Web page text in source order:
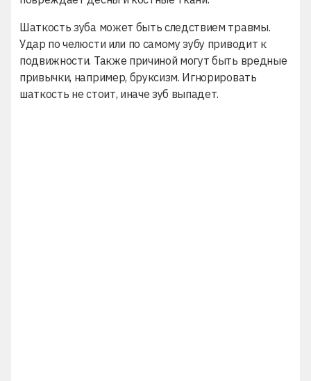
Шаткость зуба может быть следствием травмы.
Удар по челюсти или по самому зубу приводит к
подвижности. Также причиной могут быть вредные
привычки, например, бруксизм. Игнорировать
шаткость не стоит, иначе зуб выпадет.